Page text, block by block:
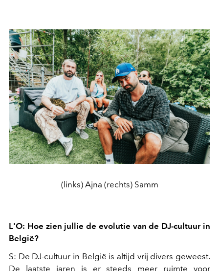
(links) Ajna (rechts) Samm
L'O: Hoe zien jullie de evolutie van de DJ-cultuur in
België?
S: De DJ-cultuur in België is altijd vrij divers geweest.
De laatste jaren is er steeds meer ruimte voor